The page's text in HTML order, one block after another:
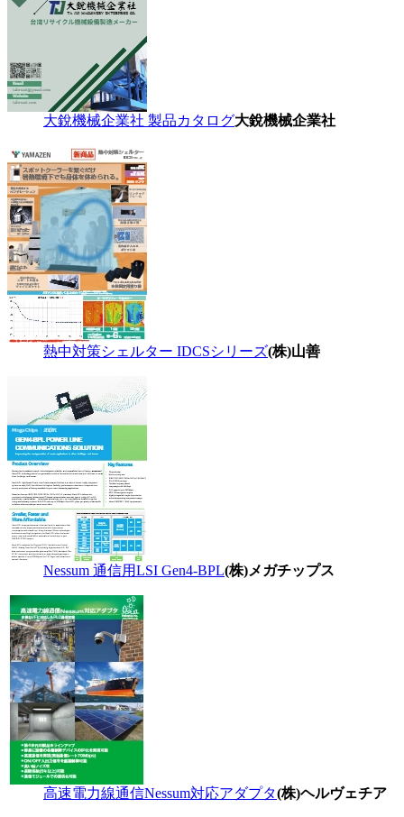
大銳機械企業社 製品カタログ大銳機械企業社
熱中対策シェルター IDCSシリーズ(株)山善
Nessum 通信用LSI Gen4-BPL(株)メガチップス
高速電力線通信Nessum対応アダプタ(株)ヘルヴェチア